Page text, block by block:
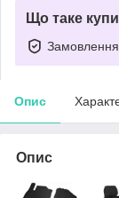
Що таке
Замовлення
Опис
Опис